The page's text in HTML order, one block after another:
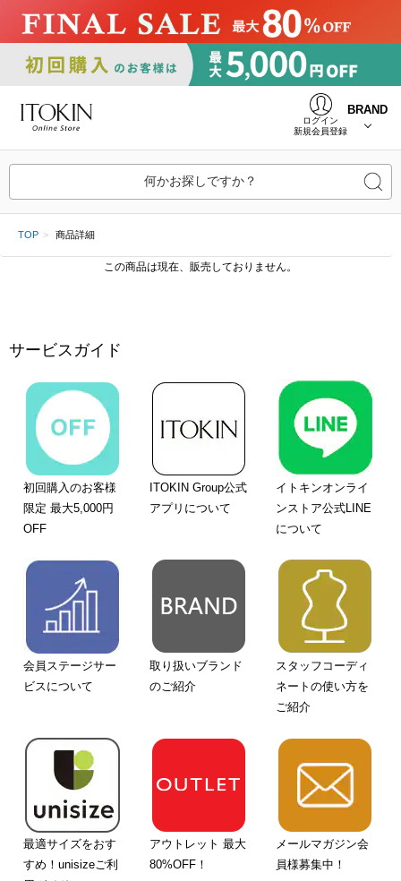
ログイン
新規会員登録
BRAND
何かお探しですか？
TOP 商品詳細
この商品は現在、販売しておりません。
サービスガイド
初回購入のお客様
限定 最大5,000円
OFF
ITOKIN Group公式
アプリについて
イトキンオンライ
ンストア公式LINE
について
会員ステージサー
ビスについて
取り扱いブランド
のご紹介
スタッフコーディ
ネートの使い方を
ご紹介
最適サイズをおす
すめ！unisizeご利
アウトレット 最大
80%OFF！
メールマガジン会
員様募集中！